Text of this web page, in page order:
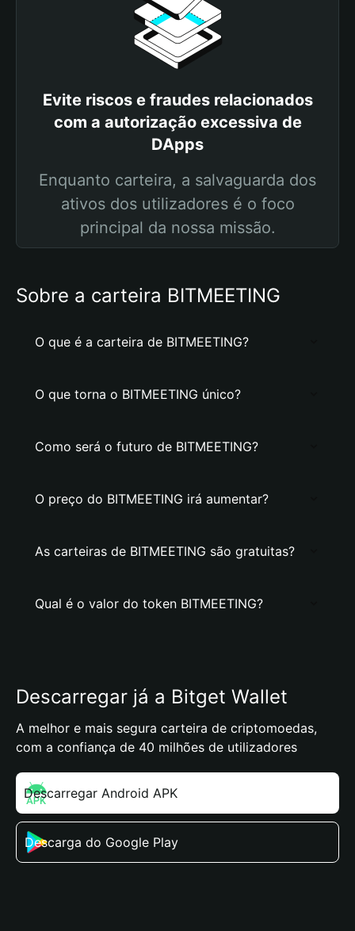
Evite riscos e fraudes relacionados
com a autorização excessiva de
DApps
Enquanto carteira, a salvaguarda dos
ativos dos utilizadores é o foco
principal da nossa missão.
Sobre a carteira BITMEETING
O que é a carteira de BITMEETING?
O que torna o BITMEETING único?
Como será o futuro de BITMEETING?
O preço do BITMEETING irá aumentar?
As carteiras de BITMEETING são gratuitas?
Qual é o valor do token BITMEETING?
Descarregar já a Bitget Wallet
A melhor e mais segura carteira de criptomoedas,
com a confiança de 40 milhões de utilizadores
Descarregar Android APK
Descarga do Google Play